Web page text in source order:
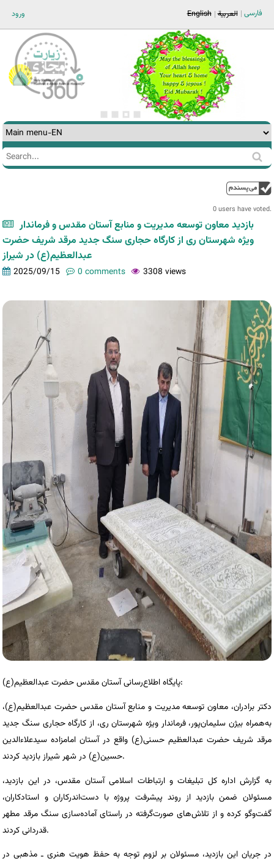
ورود فارسی العربية English
Search
Search
0 users have voted.
بازدید معاون توسعه مدیریت و منابع آستان مقدس و فرماندار
ویژه شهرستان ری از کارگاه حجاری سنگ جدید مرقد شریف حضرت
عبدالعظیم(ع) در شیراز
2025/09/15 0 comments 3308 views
پایگاه اطلاع‌رسانی آستان مقدس حضرت عبدالعظیم(ع):
دکتر برادران، معاون توسعه مدیریت و منابع آستان مقدس حضرت عبدالعظیم(ع)،
به‌همراه بیژن سلیمان‌پور، فرماندار ویژه شهرستان ری، از کارگاه حجاری سنگ جدید
مرقد شریف حضرت عبدالعظیم حسنی(ع) واقع در آستان امامزاده سیدعلاءالدین
حسین(ع) در شهر شیراز بازدید کردند.
به گزارش اداره کل تبلیغات و ارتباطات اسلامی آستان مقدس، در این بازدید،
مسئولان ضمن بازدید از روند پیشرفت پروژه با دست‌اندرکاران و استادکاران،
گفت‌وگو کرده و از تلاش‌های صورت‌گرفته در راستای آماده‌سازی سنگ مرقد مطهر
قدردانی کردند.
در جریان این بازدید، مسئولان بر لزوم توجه به حفظ هویت هنری ـ مذهبی در